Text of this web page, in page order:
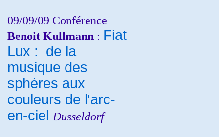
09/09/09 Conférence
Benoit Kullmann : Fiat
Lux : de la
musique des
sphères aux
couleurs de l'arc-
en-ciel Dusseldorf